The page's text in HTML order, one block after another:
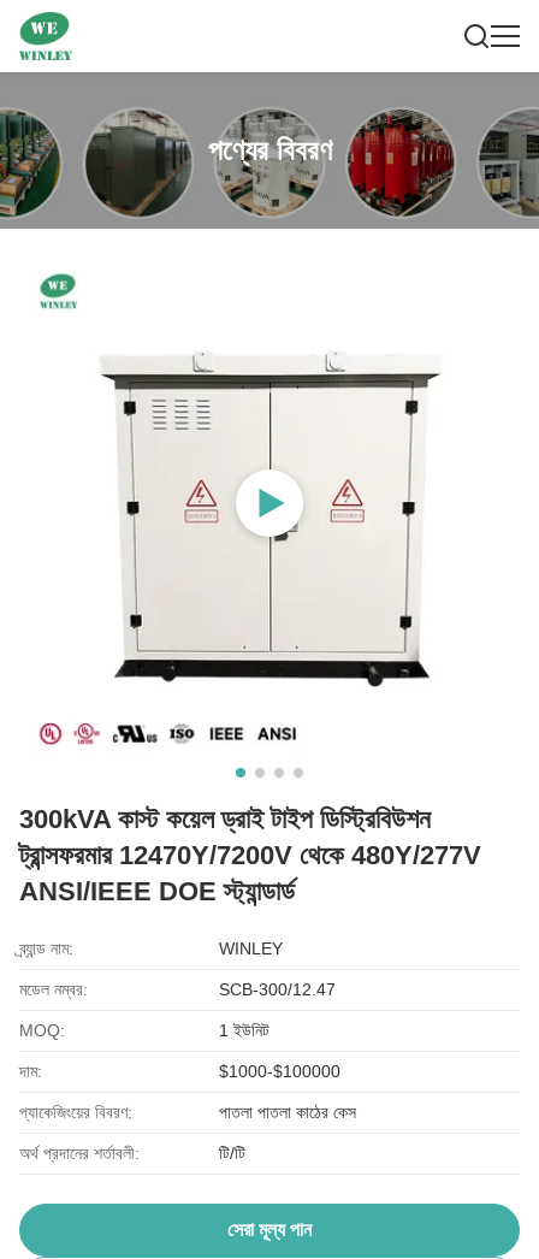
পণ্যের বিবরণ
300kVA কাস্ট কয়েল ড্রাই টাইপ ডিস্ট্রিবিউশন
ট্রান্সফরমার 12470Y/7200V থেকে 480Y/277V
ANSI/IEEE DOE স্ট্যান্ডার্ড
ব্র্যান্ড নাম: WINLEY
মডেল নম্বর: SCB-300/12.47
MOQ: 1 ইউনিট
দাম: $1000-$100000
প্যাকেজিংয়ের বিবরণ: পাতলা পাতলা কাঠের কেস
অর্থ প্রদানের শর্তাবলী: টি/টি
সেরা মূল্য পান